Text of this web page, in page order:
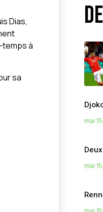
Dias,
temps à
sa
mai
mai